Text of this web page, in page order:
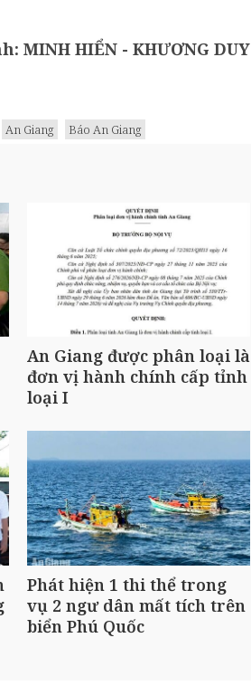
MINH HIỂN - KHƯƠNG DUY
An Giang Báo An Giang
An Giang được phân loại là
đơn vị hành chính cấp tỉnh
loại I
Phát hiện 1 thi thể trong
vụ 2 ngư dân mất tích trên
biển Phú Quốc